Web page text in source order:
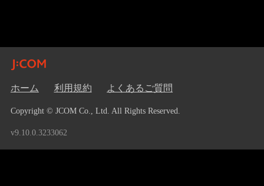
ホーム 利用規約 よくあるご質問
Copyright © JCOM Co., Ltd. All Rights Reserved.
v9.10.0.3233062